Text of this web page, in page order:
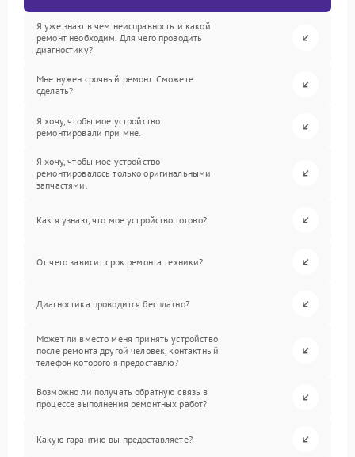
Я уже знаю в чем неисправность и какой
ремонт необходим. Для чего проводить
диагностику?
Мне нужен срочный ремонт. Сможете
сделать?
Я хочу, чтобы мое устройство
ремонтировали при мне.
Я хочу, чтобы мое устройство
ремонтировалось только оригинальными
запчастями.
Как я узнаю, что мое устройство готово?
От чего зависит срок ремонта техники?
Диагностика проводится бесплатно?
Может ли вместо меня принять устройство
после ремонта другой человек, контактный
телефон которого я предоставлю?
Возможно ли получать обратную связь в
процессе выполнения ремонтных работ?
Какую гарантию вы предоставляете?